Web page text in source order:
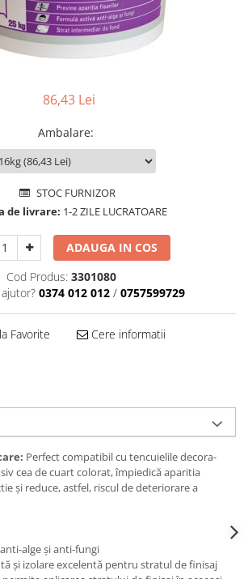
Sanitare
86,43 Lei
Ambalare:
STOC FURNIZOR
de livrare: 1-2 ZILE LUCRATOARE
ADAUGA IN COS
Cod Produs: 3301080
0374 012 012 / 0757599729
Favorite Cere informatii
Perfect compatibil cu tencuielile decora-
cea de cuart colorat, împiedică aparitia
și reduce, astfel, riscul de deteriorare a
alge și anti-fungi
și izolare excelentă pentru stratul de finisaj